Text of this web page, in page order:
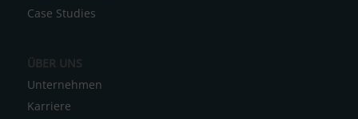
e
Case Studies
ÜBER UNS
Unternehmen
Karriere